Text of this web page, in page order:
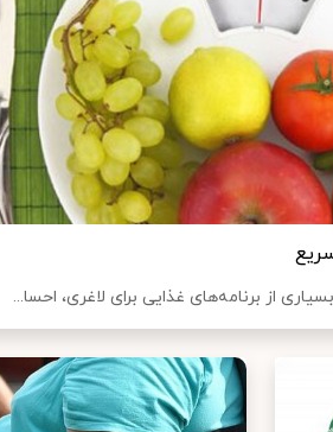
از برنامه‌های غذایی برای لاغری، احسا...